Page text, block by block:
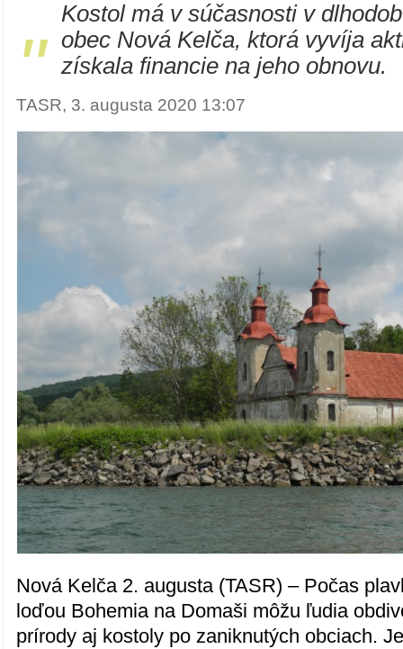
"
Kostol má v súčasnosti v
obec Nová Kelča, ktorá vyvíja
získala financie na jeho obnovu.
TASR, 3. augusta 2020 13:07
Nová Kelča 2. augusta (TASR) – Počas
loďou Bohemia na Domaši môžu ľudia
prírody aj kostoly po zaniknutých obciach.